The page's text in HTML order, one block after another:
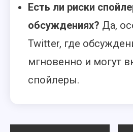
Есть ли риски
обсуждениях? Да,
Twitter, где
мгновенно и могут
спойлеры.